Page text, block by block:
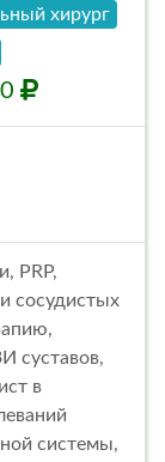
хирург
PRP,
сосудистых
суставов,
в
системы,